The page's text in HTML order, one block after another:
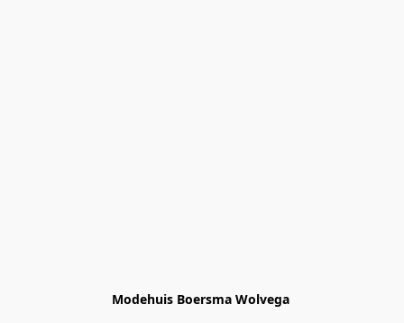
Modehuis Boersma Wolvega